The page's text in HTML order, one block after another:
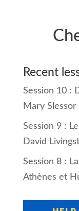
Recent
Session 10 :
Mary Slessor
Session 9 :
David
Session 8 :
Athènes et